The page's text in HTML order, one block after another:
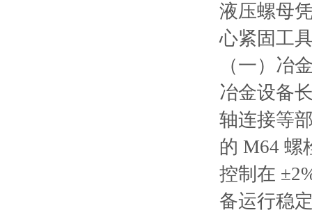
液压螺母
心紧固工
（一）冶
冶金设备
轴连接等
的 M64 螺
控制在
备运行稳